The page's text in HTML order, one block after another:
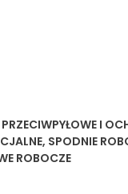
I
, SPODNIE
ROBOCZE